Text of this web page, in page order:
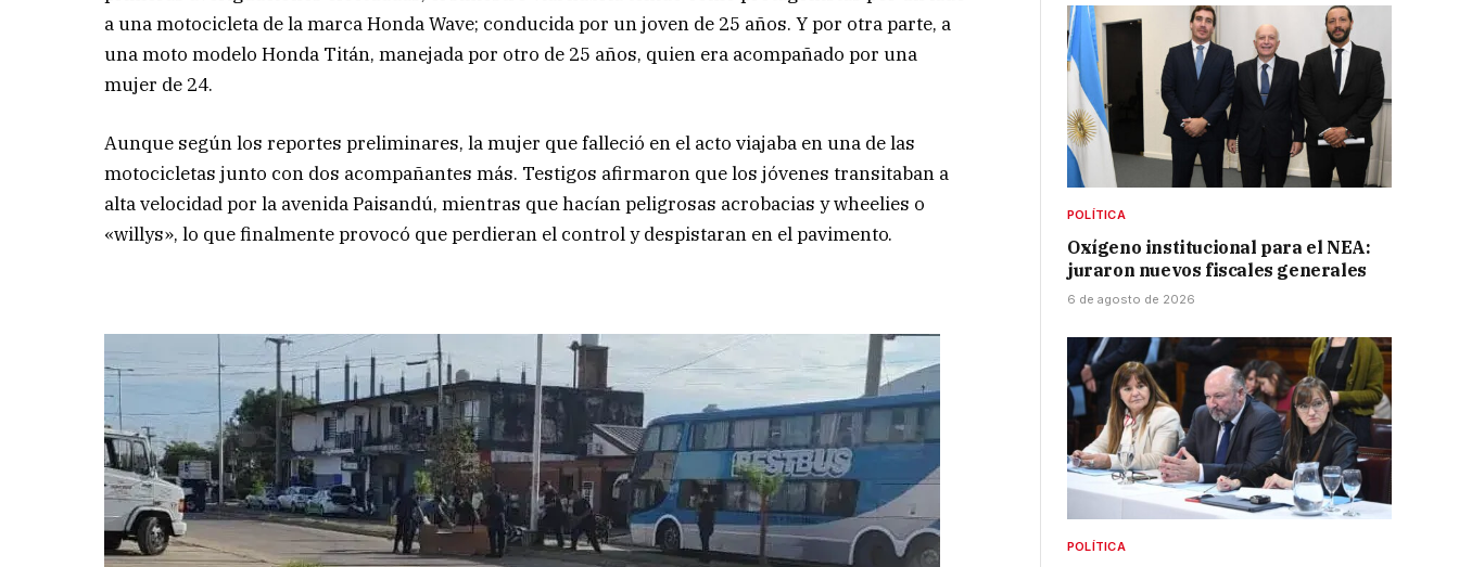
a una motocicleta de la marca Honda Wave; conducida por un joven de 25 años. Y por otra parte, a
una moto modelo Honda Titán, manejada por otro de 25 años, quien era acompañado por una
mujer de 24.
Aunque según los reportes preliminares, la mujer que falleció en el acto viajaba en una de las
motocicletas junto con dos acompañantes más. Testigos afirmaron que los jóvenes transitaban a
alta velocidad por la avenida Paisandú, mientras que hacían peligrosas acrobacias y wheelies o
«willys», lo que finalmente provocó que perdieran el control y despistaran en el pavimento.
POLÍTICA
Oxígeno institucional para el NEA:
juraron nuevos fiscales generales
6 de agosto de 2026
POLÍTICA